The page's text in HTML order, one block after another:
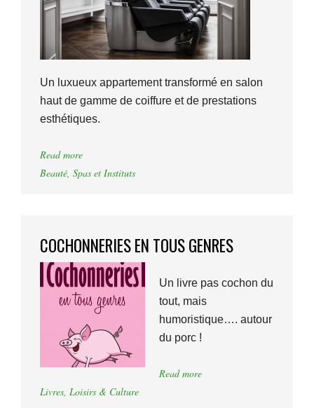
Un luxueux appartement transformé en salon
haut de gamme de coiffure et de prestations
esthétiques.
Read more
Beauté, Spas et Instituts
COCHONNERIES EN TOUS GENRES
Un livre pas cochon du
tout, mais
humoristique…. autour
du porc !
Read more
Livres, Loisirs & Culture